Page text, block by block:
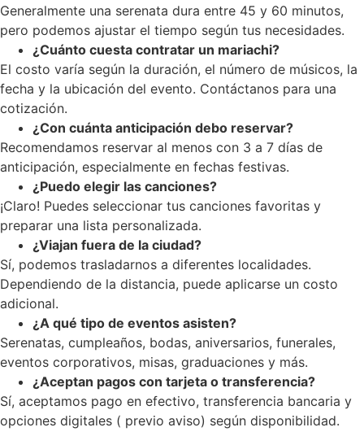
Generalmente una serenata dura entre 45 y 60 minutos,
pero podemos ajustar el tiempo según tus necesidades.
¿Cuánto cuesta contratar un mariachi?
El costo varía según la duración, el número de músicos, la
fecha y la ubicación del evento. Contáctanos para una
cotización.
¿Con cuánta anticipación debo reservar?
Recomendamos reservar al menos con 3 a 7 días de
anticipación, especialmente en fechas festivas.
¿Puedo elegir las canciones?
¡Claro! Puedes seleccionar tus canciones favoritas y
preparar una lista personalizada.
¿Viajan fuera de la ciudad?
Sí, podemos trasladarnos a diferentes localidades.
Dependiendo de la distancia, puede aplicarse un costo
adicional.
¿A qué tipo de eventos asisten?
Serenatas, cumpleaños, bodas, aniversarios, funerales,
eventos corporativos, misas, graduaciones y más.
¿Aceptan pagos con tarjeta o transferencia?
Sí, aceptamos pago en efectivo, transferencia bancaria y
opciones digitales ( previo aviso) según disponibilidad.